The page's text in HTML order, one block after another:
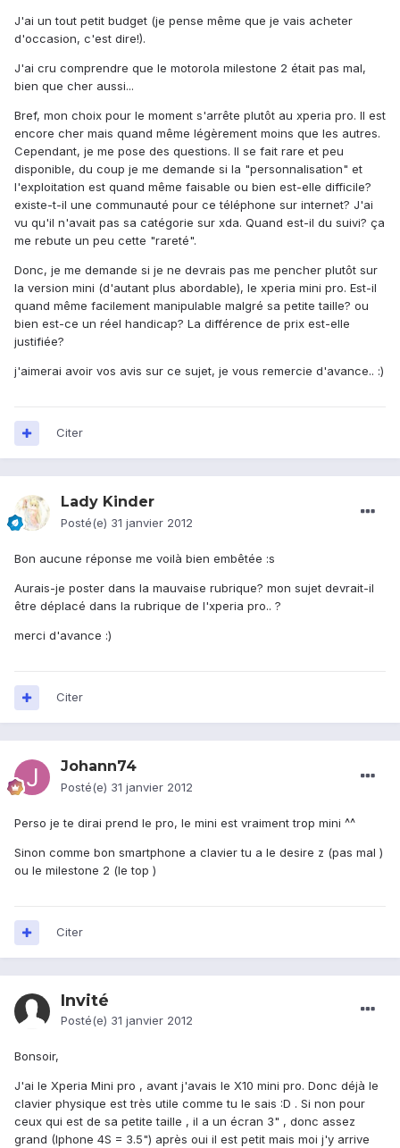
J'ai un tout petit budget (je pense même que je vais acheter
d'occasion, c'est dire!).
J'ai cru comprendre que le motorola milestone 2 était pas mal,
bien que cher aussi...
Bref, mon choix pour le moment s'arrête plutôt au xperia pro. Il est
encore cher mais quand même légèrement moins que les autres.
Cependant, je me pose des questions. Il se fait rare et peu
disponible, du coup je me demande si la "personnalisation" et
l'exploitation est quand même faisable ou bien est-elle difficile?
existe-t-il une communauté pour ce téléphone sur internet? J'ai
vu qu'il n'avait pas sa catégorie sur xda. Quand est-il du suivi? ça
me rebute un peu cette "rareté".
Donc, je me demande si je ne devrais pas me pencher plutôt sur
la version mini (d'autant plus abordable), le xperia mini pro. Est-il
quand même facilement manipulable malgré sa petite taille? ou
bien est-ce un réel handicap? La différence de prix est-elle
justifiée?
j'aimerai avoir vos avis sur ce sujet, je vous remercie d'avance.. :)
Citer
Lady Kinder
Posté(e) 31 janvier 2012
Bon aucune réponse me voilà bien embêtée :s
Aurais-je poster dans la mauvaise rubrique? mon sujet devrait-il
être déplacé dans la rubrique de l'xperia pro.. ?
merci d'avance :)
Citer
Johann74
Posté(e) 31 janvier 2012
Perso je te dirai prend le pro, le mini est vraiment trop mini ^^
Sinon comme bon smartphone a clavier tu a le desire z (pas mal )
ou le milestone 2 (le top )
Citer
Invité
Posté(e) 31 janvier 2012
Bonsoir,
J'ai le Xperia Mini pro , avant j'avais le X10 mini pro. Donc déjà le
clavier physique est très utile comme tu le sais :D . Si non pour
ceux qui est de sa petite taille , il a un écran 3" , donc assez
grand (Iphone 4S = 3.5") après oui il est petit mais moi j'y arrive